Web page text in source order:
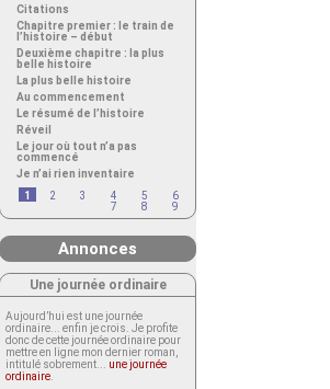
Citations
Chapitre premier : le train de
l’histoire – début
Deuxième chapitre : la plus
belle histoire
La plus belle histoire
Au commencement
Le résumé de l’histoire
Réveil
Le jour où tout n’a pas
commencé
Je n’ai rien inventaire
1
2 3 4 5
6
7
8 9
Annonces
Une journée ordinaire
Aujourd’hui est une journée
ordinaire... enfin je crois. Je profite
donc de cette journée ordinaire pour
mettre en ligne mon dernier roman,
intitulé sobrement... une journée
ordinaire